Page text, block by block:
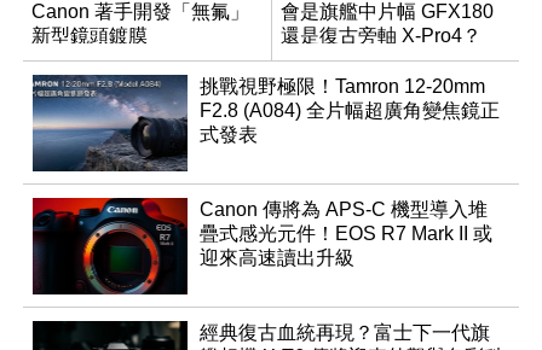
Canon 著手開發「無氟」
新型鏡頭鍍膜
會是旗艦中片幅 GFX180
還是復古旁軸 X-Pro4？
挑戰視野極限！Tamron 12-20mm
F2.8 (A084) 全片幅超廣角變焦鏡正
式發表
Canon 傳將為 APS-C 機型導入堆
疊式感光元件！EOS R7 Mark II 或
迎來高速讀出升級
經典復古血統再現？富士下一代旗